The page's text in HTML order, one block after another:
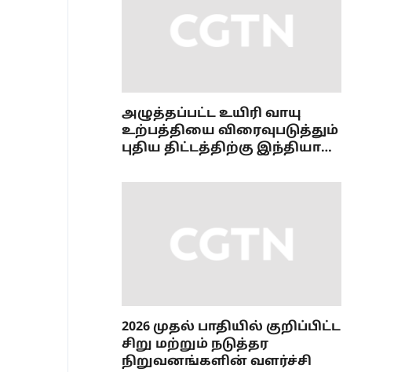
அழுத்தப்பட்ட உயிரி வாயு
உற்பத்தியை விரைவுபடுத்தும்
புதிய திட்டத்திற்கு இந்தியா
2026 முதல் பாதியில் குறிப்பிட்ட
சிறு மற்றும் நடுத்தர
நிறுவனங்களின் வளர்ச்சி